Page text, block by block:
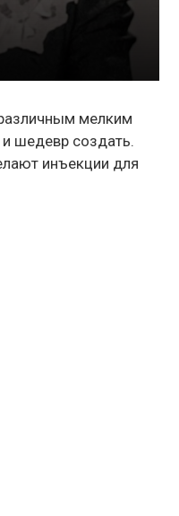
мелким
шедевр создать.
инъекции для